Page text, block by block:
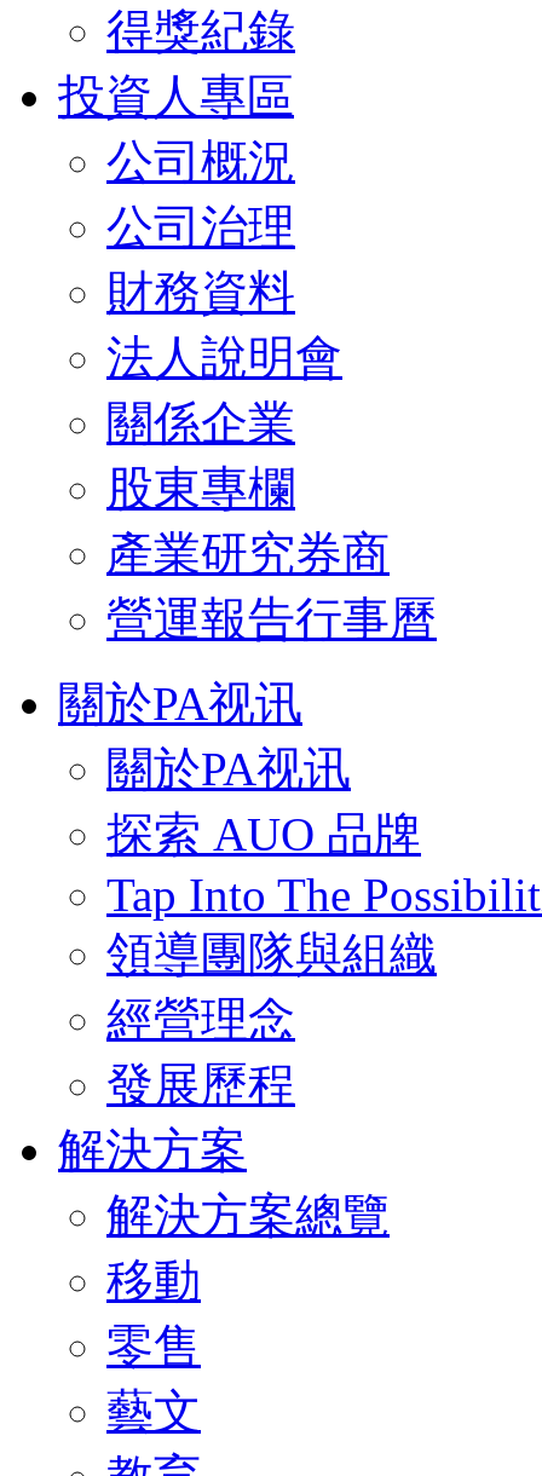
得獎紀錄
投資人專區
公司概況
公司治理
財務資料
法人說明會
關係企業
股東專欄
產業研究券商
營運報告行事曆
關於PA视讯
關於PA视讯
探索 AUO 品牌
Tap Into The
領導團隊與組織
經營理念
發展歷程
解決方案
解決方案總覽
移動
零售
藝文